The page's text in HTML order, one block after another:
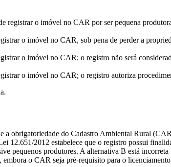
registrar o imóvel no CAR por ser pequena
o imóvel no CAR, sob pena de perder a
o imóvel no CAR; o registro não será
o imóvel no CAR; o registro autoriza
a obrigatoriedade do Cadastro Ambiental Rural
12.651/2012 estabelece que o registro possui
pequenos produtores. A alternativa B está
o CAR seja pré-requisito para o